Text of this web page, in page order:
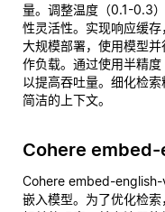
量。调整温度（0.1-0.3
性灵活性。实现响应缓
大规模部署，使用模型
作负载。通过使用半精度
以提高吞吐量。细化检
简洁的上下文。
Cohere
Cohere embed-english-
嵌入模型。为了优化检